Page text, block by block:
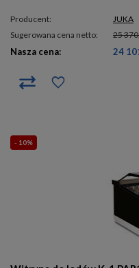
Producent:
JUKA
Sugerowana cena netto:
25
Nasza cena: 24
- 10%